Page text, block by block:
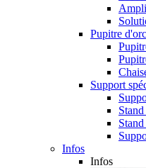
Pupitre
Support
Infos
Infos